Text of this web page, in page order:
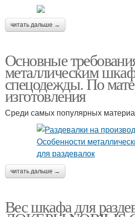
читать дальше →
Основные
металлическим
спецодежды. По
изготовления
Среди самых популярных
читать дальше →
Вес шкафа для